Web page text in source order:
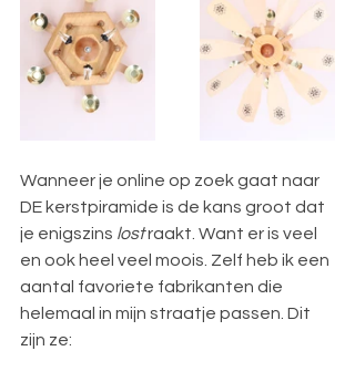
Wanneer je online op zoek gaat naar
DE kerstpiramide is de kans groot dat
je enigszins lost raakt. Want er is veel
en ook heel veel moois. Zelf heb ik een
aantal favoriete fabrikanten die
helemaal in mijn straatje passen. Dit
zijn ze: